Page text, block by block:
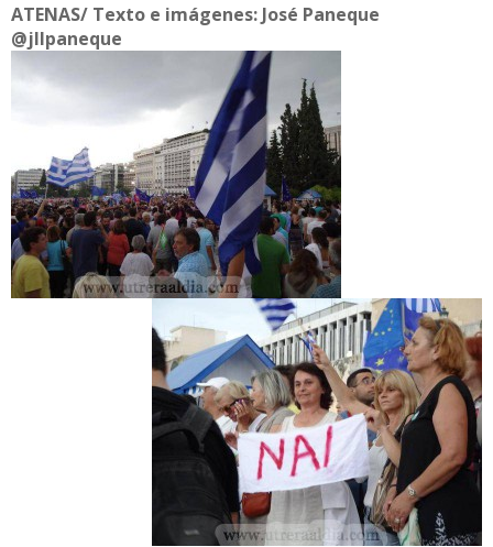
ATENAS/ Texto e imágenes: José Paneque
@jllpaneque